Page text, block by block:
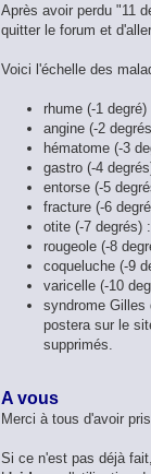
Après avoir perdu "11
quitter le forum et
Voici l'échelle des
rhume (-1
angine (-2
hématome (-3
gastro (-4
entorse (-5
fracture (-6
otite (-7 degrés)
rougeole (-8
coqueluche (-9
varicelle (-10
syndrome Gilles
postera sur le
supprimés.
A vous
Merci à tous d'avoir
Si ce n'est pas déjà